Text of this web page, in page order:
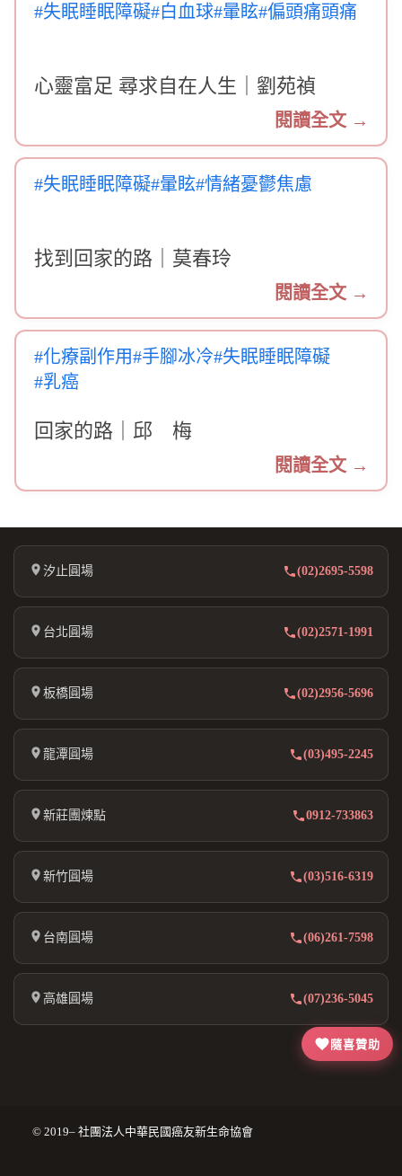
隨喜贊助
#失眠睡眠障礙#白血球#暈眩#偏頭痛頭痛
心靈富足 尋求自在人生｜劉苑禎
閱讀全文 →
#失眠睡眠障礙#暈眩#情緒憂鬱焦慮
找到回家的路｜莫春玲
閱讀全文 →
#化療副作用#手腳冰冷#失眠睡眠障礙
#乳癌
回家的路｜邱 梅
閱讀全文 →
汐止圓場 (02)2695-5598
台北圓場 (02)2571-1991
板橋圓場 (02)2956-5696
龍潭圓場 (03)495-2245
新莊團煉點 0912-733863
新竹圓場 (03)516-6319
台南圓場 (06)261-7598
高雄圓場 (07)236-5045
© 2019– 社團法人中華民國癌友新生命協會